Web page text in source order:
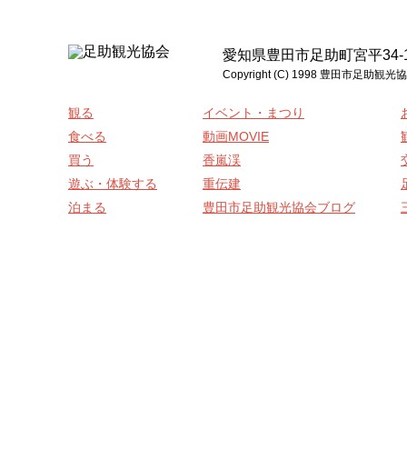
愛知県豊田市足助町宮平
Copyright (C) 1998 豊田市足助観光
観る
食べる
買う
遊ぶ・体験する
泊まる
イベント・まつり
動画MOVIE
香嵐渓
重伝建
豊田市足助観光協会ブログ